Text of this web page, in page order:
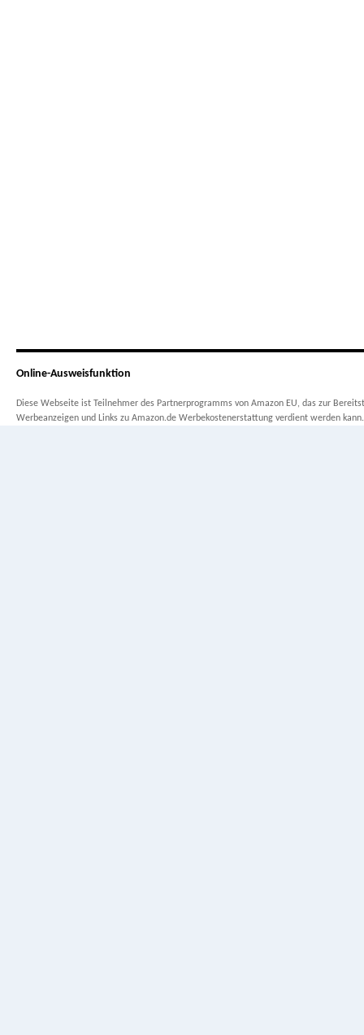
Online-Ausweisfunktion
Diese Webseite ist Teilnehmer des Partnerprogramms von Amazon EU, das zur
Werbeanzeigen und Links zu Amazon.de Werbekostenerstattung verdient werden kann.